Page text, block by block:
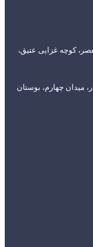
کوچه غزایی عتیق،
میدان چهارم، بوستان